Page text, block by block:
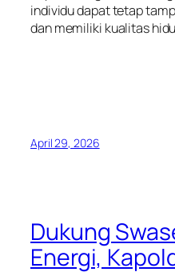
individu dapat tetap
dan memiliki kualitas
April 29, 2026
Dukung
Energi,